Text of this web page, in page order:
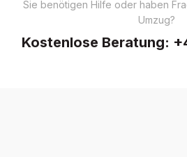
Sie benötigen Hilfe oder haben
Umzug?
Kostenlose Beratung: